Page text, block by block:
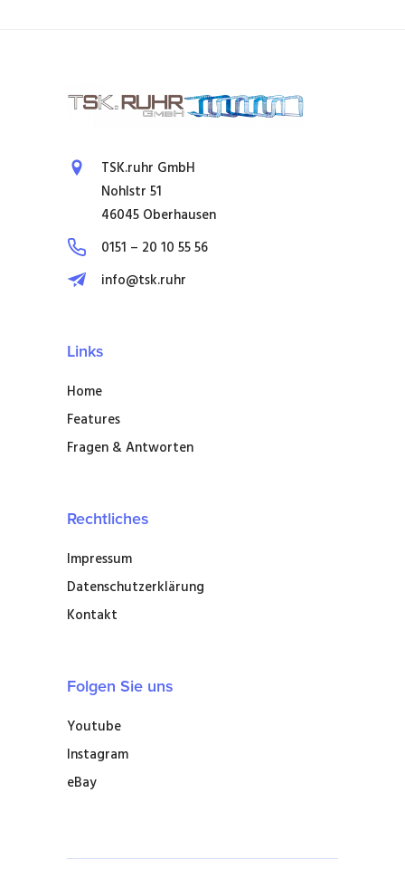
TSK.ruhr GmbH
Nohlstr 51
46045 Oberhausen
0151 – 20 10 55 56
info@tsk.ruhr
Links
Home
Features
Fragen & Antworten
Rechtliches
Impressum
Datenschutzerklärung
Kontakt
Folgen Sie uns
Youtube
Instagram
eBay